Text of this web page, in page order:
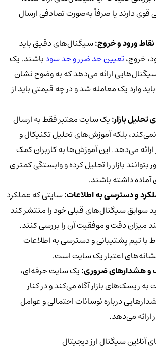
قوی دارند یا صرفاً به‌صورت تصادفی ارسال
ورود و خروج:سیگنال‌های دقیق باید
خروج،تعیین حد ضرر و حد سودباشند. یک
ارائه می‌دهد که به وضوح نشان
وارد یک معامله شد و در چه قیمتی باید از
بازار:یک سایت معتبر فقط به ارسال
بلکهآموزش‌های تحلیل تکنیکال و
می‌دهد. این آموزش‌ها به کاربران کمک
بتوانند بازار را تحلیل کرده و وابستگی کمتری
داشته باشند.
و دسترسی به اطلاعات:سایتی که عملکرد
سوابق سیگنال‌های قبلی خود را منتشر کند
میزان دقت و موفقیت آن را بررسی کنند.
با تیم پشتیبانی و دسترسی به اطلاعات
اعتبار یک سایت است.
هشدارهای ضروری:یک سایت حرفه‌ای،
بهریسک‌های بازار آگاه می‌کندو در کنار
درباره نوسانات احتمالی و عوامل
ارائه می‌دهد.
آنلاین سیگنال ارز دیجیتال